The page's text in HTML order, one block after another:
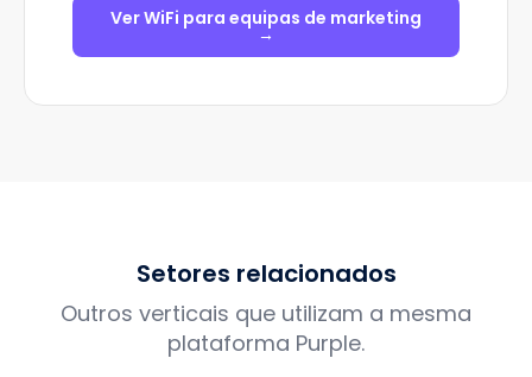
Ver WiFi para equipas de marketing
→
Setores relacionados
Outros verticais que utilizam a mesma
plataforma Purple.